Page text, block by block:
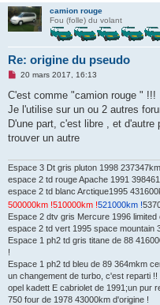
camion rouge
Fou (folle) du volant
Re: origine du pseudo
M
s
a
g
n
n
l
u
20 mars 2017, 16:13
C'est comme "camion rouge " !!!
Je l'utilise sur un ou 2 autres
D'une part, c'est libre , et
trouver un autre
Espace 3 Dt gris pluton 1998
espace 2 td rouge Apache 1991
espace 2 td blanc Arctique1995
500000km !510000km !521000km !
Espace 2 dtv gris Mercure 1996
espace 2 td vert 1995 space mountain
Espace 1 ph2 td gris titane de 88
!
Espace 1 ph2 td bleu de 89 364mkm
un changement de turbo, c'est reparti !!
opel kadett E cabriolet de 1991;un pur
750 four de 1978 43000km d'origine !